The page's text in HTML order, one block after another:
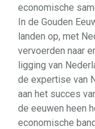
economische
In de Gouden
landen op, met
vervoerden naar
ligging van
de expertise van
aan het succes
de eeuwen heen
economische